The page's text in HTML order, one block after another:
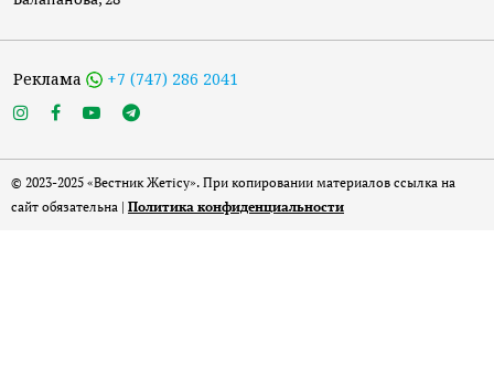
Реклама +7 (747) 286 2041
© 2023-2025 «Вестник Жетісу». При копировании материалов ссылка на
сайт обязательна | Политика конфиденциальности